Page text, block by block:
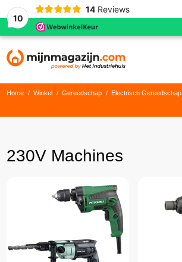
10
14 Reviews
Home / Winkel / Gereedschap / Electrisch Gereedschap
230V Machines